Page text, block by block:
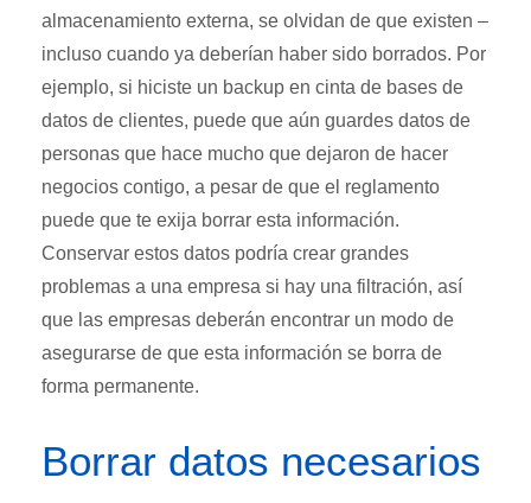
almacenamiento externa, se olvidan de que existen –
incluso cuando ya deberían haber sido borrados. Por
ejemplo, si hiciste un backup en cinta de bases de
datos de clientes, puede que aún guardes datos de
personas que hace mucho que dejaron de hacer
negocios contigo, a pesar de que el reglamento
puede que te exija borrar esta información.
Conservar estos datos podría crear grandes
problemas a una empresa si hay una filtración, así
que las empresas deberán encontrar un modo de
asegurarse de que esta información se borra de
forma permanente.
Borrar datos necesarios